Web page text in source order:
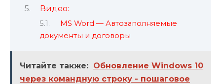
Видео:
MS Word — Автозаполняемые
документы и договоры
Читайте также: Обновление Windows 10
через командную строку - пошаговое